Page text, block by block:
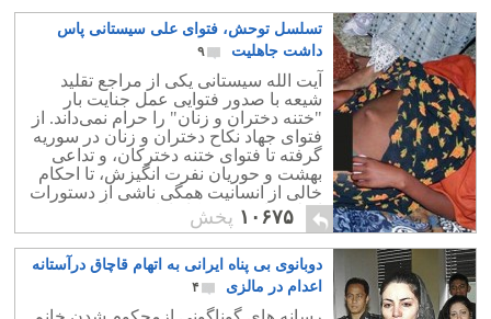
تسلسل توحش، فتوای علی سیستانی پاس
داشت جاهلیت
۹
آیت الله سیستانی یکی از مراجع تقلید
شیعه با صدور فتوایی عمل جنایت بار
"ختنه دختران و زنان" را حرام نمی‌داند. از
فتوای جهاد نکاح دختران و زنان در سوریه
گرفته تا فتوای ختنه دخترکان، و تداعی
بهشت و حوریان نفرت انگیزش، تا احکام
خالی‌ از انسانیت همگی ناشی از دستورات
اسلام راستین و دکانداران دین است.
۱۰۶۷۵ پخش
دوبانوی بی پناه ایرانی به اتهام قاچاق در‌آستانه
اعدام در مالزی
۴